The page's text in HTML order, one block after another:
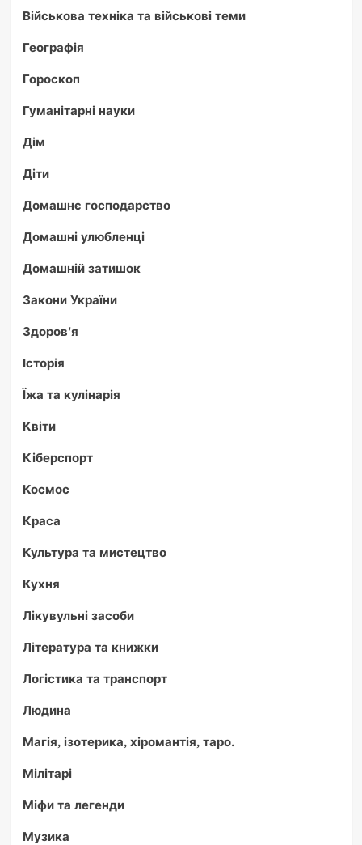
Військова техніка та військові теми
Географія
Гороскоп
Гуманітарні науки
Дім
Діти
Домашнє господарство
Домашні улюбленці
Домашній затишок
Закони України
Здоров'я
Історія
Їжа та кулінарія
Квіти
Кіберспорт
Космос
Краса
Культура та мистецтво
Кухня
Лікувульні засоби
Література та книжки
Логістика та транспорт
Людина
Магія, ізотерика, хіромантія, таро.
Мілітарі
Міфи та легенди
Музика